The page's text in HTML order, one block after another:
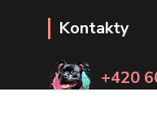
Kontakty
+420